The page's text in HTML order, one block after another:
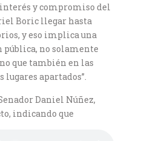
interés y compromiso del
Boric llegar hasta
y eso implica una
no solamente
que también en las
lugares apartados”.
Daniel Núñez,
indicando que